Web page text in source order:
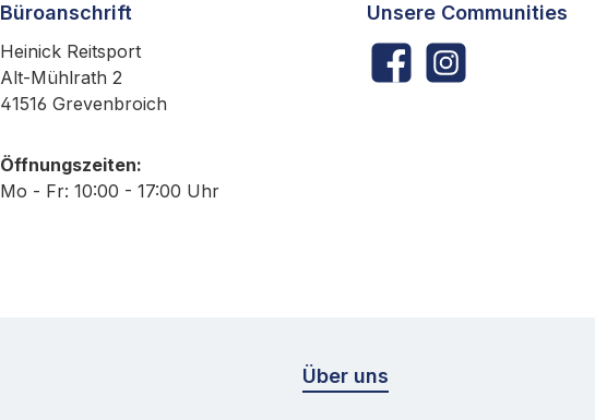
Unsere Communities
FacebookInstagram
Büroanschrift
Heinick Reitsport
Alt-Mühlrath 2
41516 Grevenbroich
Öffnungszeiten:
Mo - Fr: 10:00 - 17:00 Uhr
Über uns